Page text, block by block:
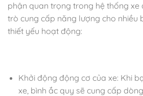
phận quan trọng trong hệ thống xe
trò cung cấp năng lượng cho nhiều
thiết yếu hoạt động:
Khởi động động cơ của xe: Khi
xe, bình ắc quy sẽ cung cấp